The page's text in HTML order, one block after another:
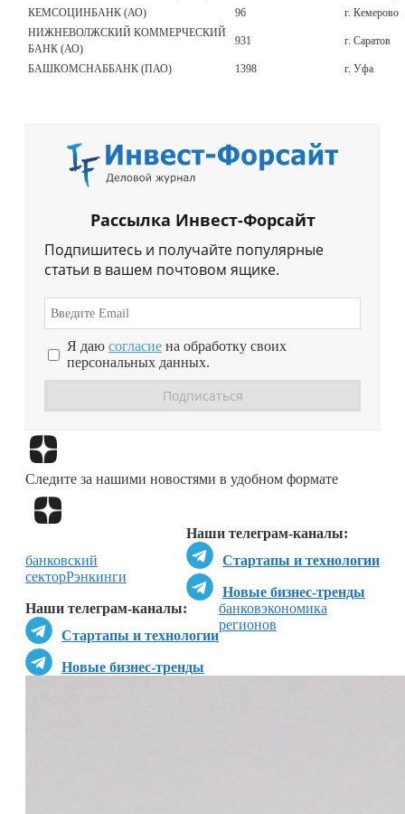
КЕМСОЦИНБАНК (АО)
96
г. Кемерово
НИЖНЕВОЛЖСКИЙ КОММЕРЧЕСКИЙ
БАНК (АО)
931 г. Саратов
БАШКОМСНАББАНК (ПАО) 1398 г. Уфа
Рассылка Инвест-Форсайт
Подпишитесь и получайте популярные
статьи в вашем почтовом ящике.
Я даю согласие на обработку своих
персональных данных.
Следите за нашими новостями в удобном формате
Наши телеграм-каналы:
Стартапы и технологии
Новые бизнес-тренды
Наши телеграм-каналы:
Стартапы и технологии
Новые бизнес-тренды
банковский
секторРэнкинги
банковэкономика
регионов